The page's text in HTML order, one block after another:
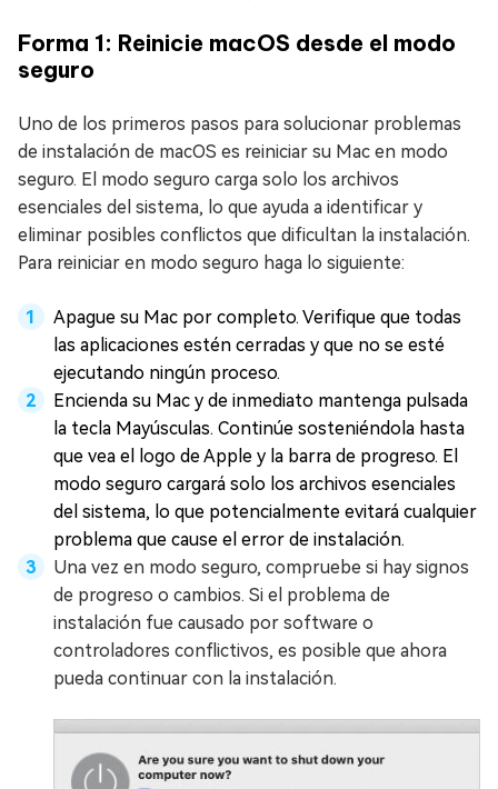
Forma 1: Reinicie macOS desde el modo
seguro
Uno de los primeros pasos para solucionar problemas
de instalación de macOS es reiniciar su Mac en modo
seguro. El modo seguro carga solo los archivos
esenciales del sistema, lo que ayuda a identificar y
eliminar posibles conflictos que dificultan la instalación.
Para reiniciar en modo seguro haga lo siguiente:
Apague su Mac por completo. Verifique que todas
las aplicaciones estén cerradas y que no se esté
ejecutando ningún proceso.
Encienda su Mac y de inmediato mantenga pulsada
la tecla Mayúsculas. Continúe sosteniéndola hasta
que vea el logo de Apple y la barra de progreso. El
modo seguro cargará solo los archivos esenciales
del sistema, lo que potencialmente evitará cualquier
problema que cause el error de instalación.
Una vez en modo seguro, compruebe si hay signos
de progreso o cambios. Si el problema de
instalación fue causado por software o
controladores conflictivos, es posible que ahora
pueda continuar con la instalación.